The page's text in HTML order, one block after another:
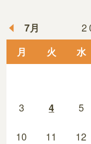
月 火 水
7月
3 4 5
10 11 12